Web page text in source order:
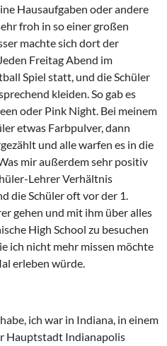
Hausaufgaben oder andere
froh in so einer großen
machte sich dort der
Freitag Abend im
Spiel statt, und die Schüler
kleiden. So gab es
oder Pink Night. Bei meinem
etwas Farbpulver, dann
und alle warfen es in die
mir außerdem sehr positiv
Lehrer Verhältnis
die Schüler oft vor der 1.
gehen und mit ihm über alles
High School zu besuchen
ich nicht mehr missen möchte
erleben würde.
ich war in Indiana, in einem
Hauptstadt Indianapolis